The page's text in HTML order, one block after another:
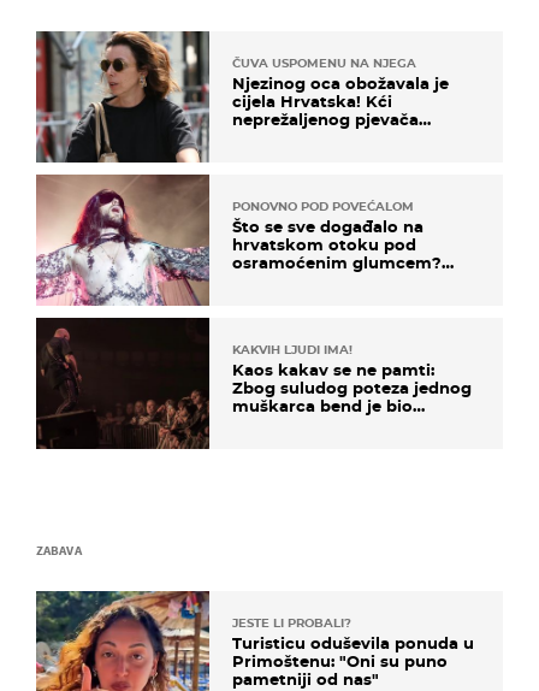
ČUVA USPOMENU NA NJEGA
Njezinog oca obožavala je
cijela Hrvatska! Kći
neprežaljenog pjevača
PONOVNO POD POVEĆALOM
Što se sve događalo na
hrvatskom otoku pod
osramoćenim glumcem?
KAKVIH LJUDI IMA!
Kaos kakav se ne pamti:
Zbog suludog poteza jednog
muškarca bend je bio
ZABAVA
JESTE LI PROBALI?
Turisticu oduševila ponuda u
Primoštenu: "Oni su puno
pametniji od nas"